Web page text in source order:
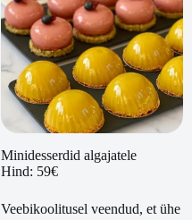
Minidesserdid algajatele
Hind: 59€
Veebikoolitusel veendud, et ühe